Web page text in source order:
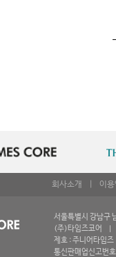
회사소개 이
서울특별시 강남
(주)타임즈코어 |
제호 : 주니어타
통신판매업신고번